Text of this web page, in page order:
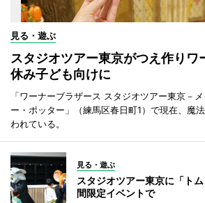
見る・遊ぶ
スタジオツアー東京がつえ作り
休み子ども向けに
「ワーナーブラザース スタジオツアー東京－
ー・ポッター」（練馬区春日町1）で現在、魔
われている。
見る・遊ぶ
スタジオツアー東京に「ト
間限定イベントで